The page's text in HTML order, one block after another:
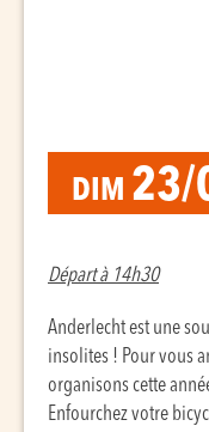
DIM 23/
Départ à 14h30
Anderlecht est une
insolites ! Pour vous
organisons cette
Enfourchez votre